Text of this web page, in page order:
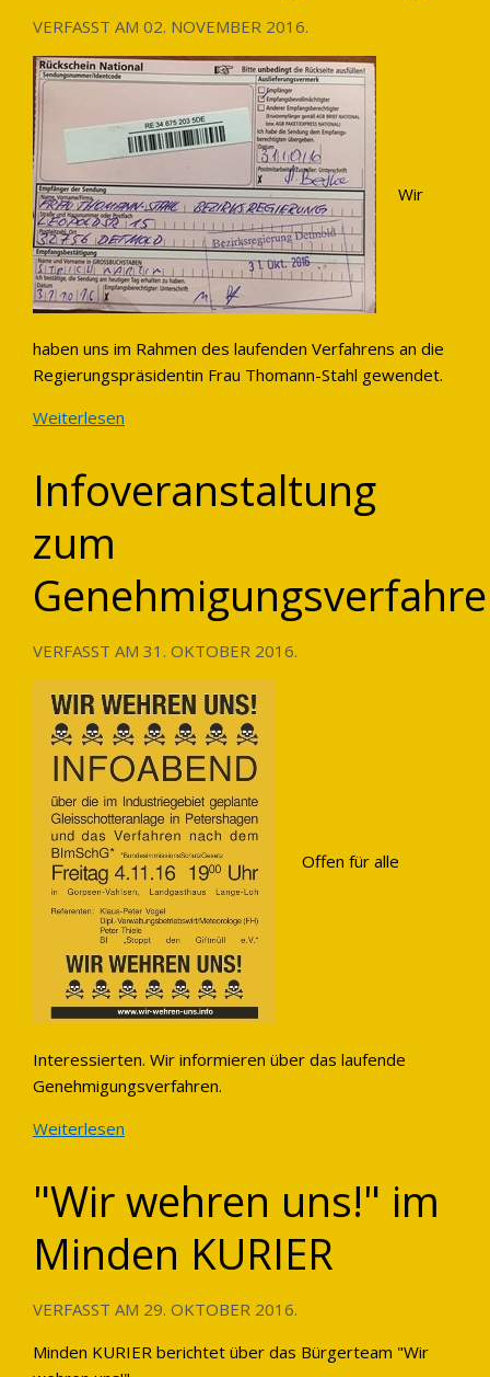
VERFASST AM 02. NOVEMBER 2016.
Wir
haben uns im Rahmen des laufenden Verfahrens an die
Regierungspräsidentin Frau Thomann-Stahl gewendet.
Weiterlesen
Infoveranstaltung
zum
VERFASST AM 31. OKTOBER 2016.
Offen für alle
Interessierten. Wir informieren über das laufende
Genehmigungsverfahren.
Weiterlesen
"Wir wehren uns!" im
Minden KURIER
VERFASST AM 29. OKTOBER 2016.
Minden KURIER berichtet über das Bürgerteam "Wir